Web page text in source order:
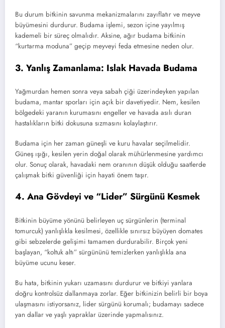
Bu durum bitkinin savunma mekanizmalarını zayıflatır ve meyve
büyümesini durdurur. Budama işlemi, sezon içine yayılmış
kademeli bir süreç olmalıdır. Aksine, ağır budama bitkinin
“kurtarma moduna” geçip meyveyi feda etmesine neden olur.
3. Yanlış Zamanlama: Islak Havada Budama
Yağmurdan hemen sonra veya sabah çiği üzerindeyken yapılan
budama, mantar sporları için açık bir davetiyedir. Nem, kesilen
bölgedeki yaranın kurumasını engeller ve havada asılı duran
hastalıkların bitki dokusuna sızmasını kolaylaştırır.
Budama için her zaman güneşli ve kuru havalar seçilmelidir.
Güneş ışığı, kesilen yerin doğal olarak mühürlenmesine yardımcı
olur. Sonuç olarak, havadaki nem oranının düşük olduğu saatlerde
çalışmak bitki güvenliği için hayati önem taşır.
4. Ana Gövdeyi ve “Lider” Sürgünü Kesmek
Bitkinin büyüme yönünü belirleyen uç sürgünlerin (terminal
tomurcuk) yanlışlıkla kesilmesi, özellikle sınırsız büyüyen domates
gibi sebzelerde gelişimi tamamen durdurabilir. Birçok yeni
başlayan, “koltuk altı” sürgününü temizlerken yanlışlıkla ana
büyüme ucunu keser.
Bu hata, bitkinin yukarı uzamasını durdurur ve bitkiyi yanlara
doğru kontrolsüz dallanmaya zorlar. Eğer bitkinizin belirli bir boya
ulaşmasını istiyorsanız, lider sürgünü korumalı; budamayı sadece
yan dallar ve yaşlı yapraklar üzerinde yapmalısınız.